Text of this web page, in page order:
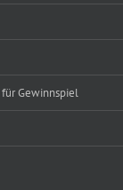
Gewinnspiel